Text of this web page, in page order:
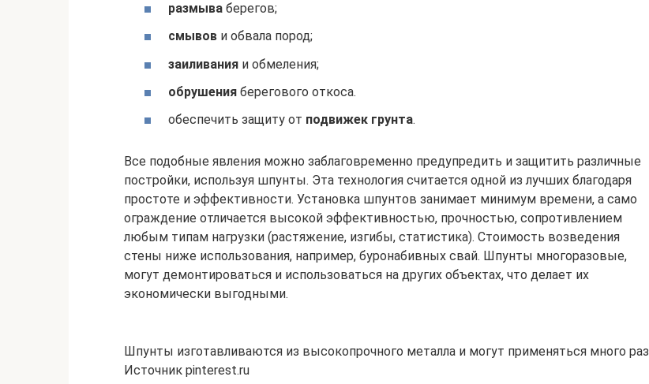
размыва берегов;
смывов и обвала пород;
заиливания и обмеления;
обрушения берегового откоса.
обеспечить защиту от подвижек грунта.
Все подобные явления можно заблаговременно предупредить и защитить различные
постройки, используя шпунты. Эта технология считается одной из лучших благодаря
простоте и эффективности. Установка шпунтов занимает минимум времени, а само
ограждение отличается высокой эффективностью, прочностью, сопротивлением
любым типам нагрузки (растяжение, изгибы, статистика). Стоимость возведения
стены ниже использования, например, буронабивных свай. Шпунты многоразовые,
могут демонтироваться и использоваться на других объектах, что делает их
экономически выгодными.
Шпунты изготавливаются из высокопрочного металла и могут применяться много раз
Источник pinterest.ru